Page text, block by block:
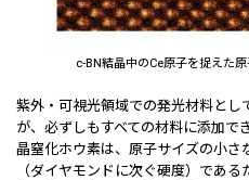
c-BN結晶中のCe原子を捉えた
紫外・可視光領域での発光材料とし
が、必ずしもすべての材料に添加で
晶窒化ホウ素は、原子サイズの小さ
（ダイヤモンドに次ぐ硬度）であ